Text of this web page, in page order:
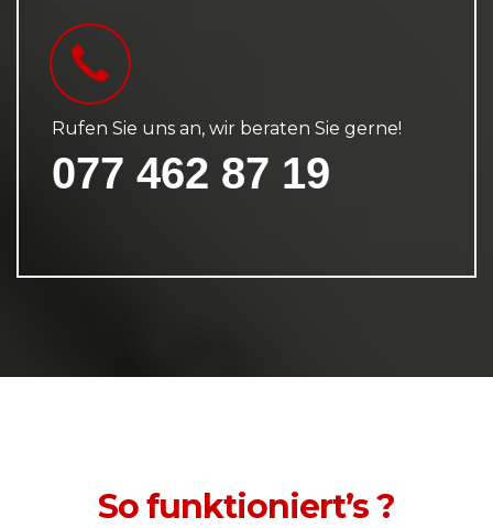
Rufen Sie uns an, wir beraten Sie gerne!
077 462 87 19
So funktioniert’s ?